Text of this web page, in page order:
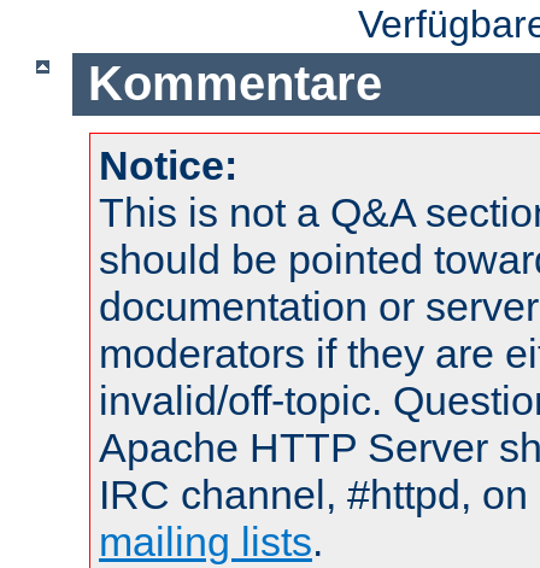
Kommentare
Notice:
This is not a Q&A
should be pointed
documentation or
moderators if they are
invalid/off-topic.
Apache HTTP Server
IRC channel, #httpd,
mailing lists.